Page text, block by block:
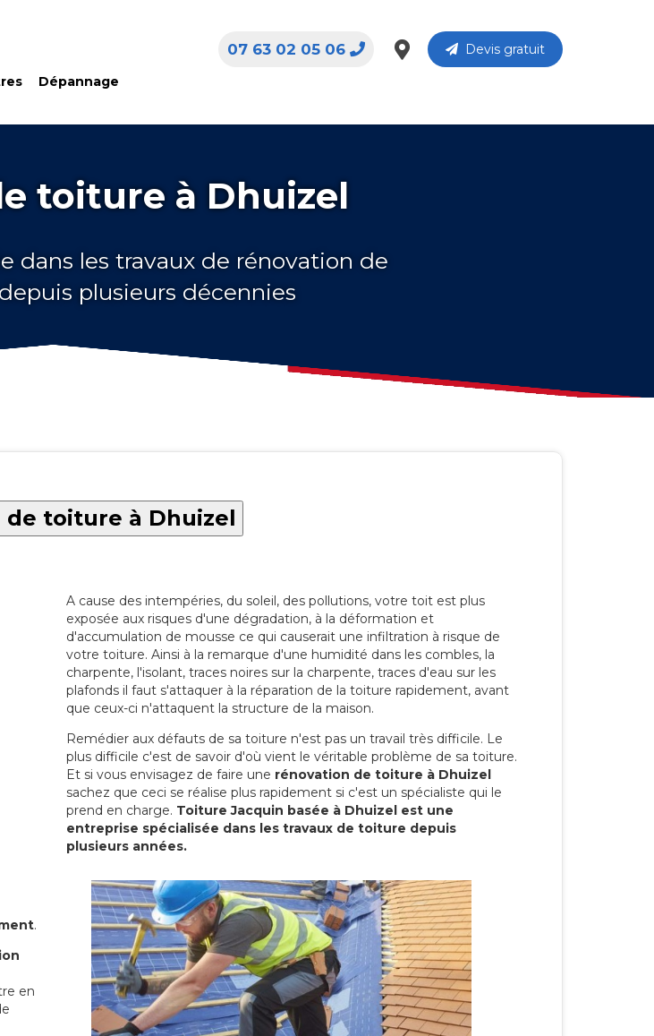
Dépannage
Devis gratuit
07 63 02 05 06
toiture à Dhuizel
dans les travaux de rénovation de
plusieurs décennies
de toiture à Dhuizel
A cause des intempéries, du soleil, des pollutions, votre toit est plus
exposée aux risques d'une dégradation, à la déformation et
d'accumulation de mousse ce qui causerait une infiltration à risque de
votre toiture. Ainsi à la remarque d'une humidité dans les combles, la
charpente, l'isolant, traces noires sur la charpente, traces d'eau sur les
plafonds il faut s'attaquer à la réparation de la toiture rapidement, avant
que ceux-ci n'attaquent la structure de la maison.
Remédier aux défauts de sa toiture n'est pas un travail très difficile. Le
plus difficile c'est de savoir d'où vient le véritable problème de sa toiture.
Et si vous envisagez de faire une rénovation de toiture à Dhuizel
sachez que ceci se réalise plus rapidement si c'est un spécialiste qui le
prend en charge. Toiture Jacquin basée à Dhuizel est une
entreprise spécialisée dans les travaux de toiture depuis
plusieurs années.
.
en